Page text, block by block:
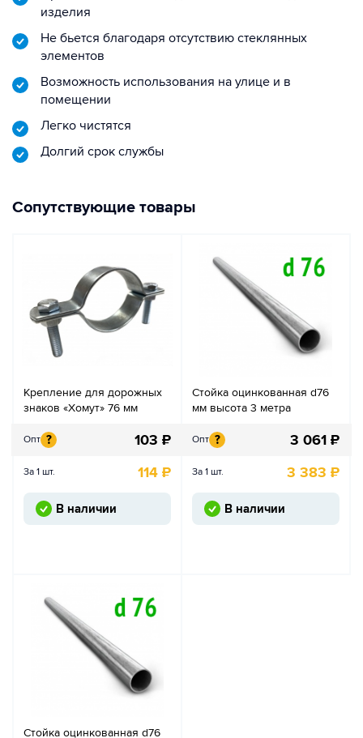
изделия
Не бьется благодаря отсутствию стеклянных
элементов
Возможность использования на улице и в
помещении
Легко чистятся
Долгий срок службы
Сопутствующие товары
Крепление для дорожных
знаков «Хомут» 76 мм
Опт ? 103 ₽
За 1 шт. 114 ₽
В наличии
Стойка оцинкованная d76
мм высота 3 метра
Опт ? 3 061 ₽
За 1 шт. 3 383 ₽
В наличии
Стойка оцинкованная d76